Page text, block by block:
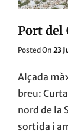
Port del
Posted On 23
Alçada
breu:
nord de la
sortida i